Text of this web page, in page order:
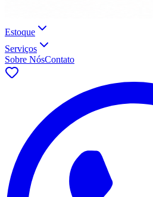
Estoque
Serviços
Sobre NósContato